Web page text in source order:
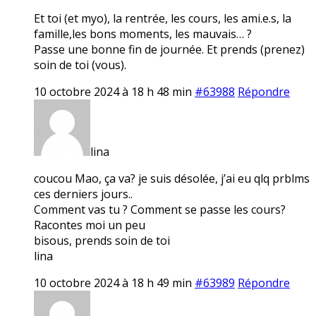
Et toi (et myo), la rentrée, les cours, les ami.e.s, la
famille,les bons moments, les mauvais… ?
Passe une bonne fin de journée. Et prends (prenez)
soin de toi (vous).
10 octobre 2024 à 18 h 48 min #63988 Répondre
lina
coucou Mao, ça va? je suis désolée, j’ai eu qlq prblms
ces derniers jours..
Comment vas tu ? Comment se passe les cours?
Racontes moi un peu
bisous, prends soin de toi
lina
10 octobre 2024 à 18 h 49 min #63989 Répondre